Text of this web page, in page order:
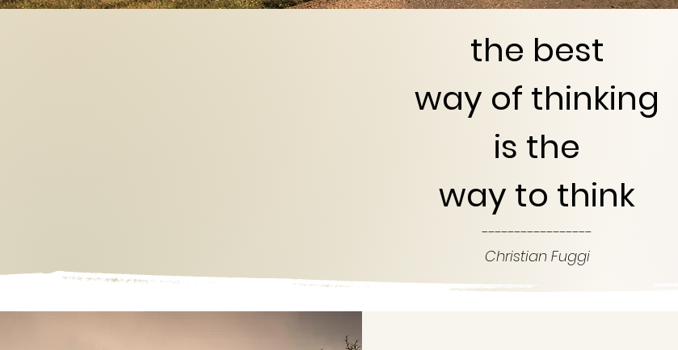
the best
way of thinking
is the
way to think
-----------------
Christian Fuggi